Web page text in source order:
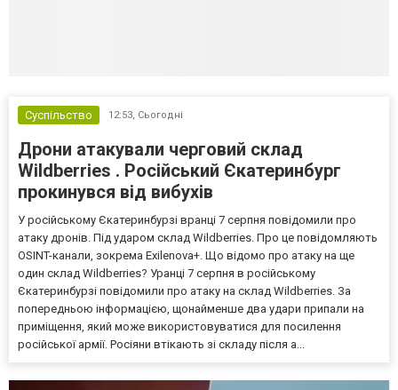
Суспільство 12:53, Сьогодні
Дрони атакували черговий склад
Wildberries . Російський Єкатеринбург
прокинувся від вибухів
У російському Єкатеринбурзі вранці 7 серпня повідомили про
атаку дронів. Під ударом склад Wildberries. Про це повідомляють
OSINT-канали, зокрема Exilenova+. Що відомо про атаку на ще
один склад Wildberries? Уранці 7 серпня в російському
Єкатеринбурзі повідомили про атаку на склад Wildberries. За
попередньою інформацією, щонайменше два удари припали на
приміщення, який може використовуватися для посилення
російської армії. Росіяни втікають зі складу після а...